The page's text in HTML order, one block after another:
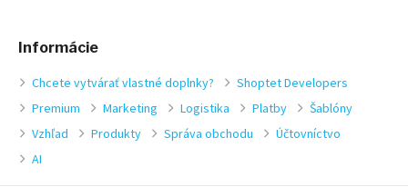
Informácie
Chcete vytvárať vlastné doplnky?
Shoptet Developers
Premium
Marketing Logistika Platby
Šablóny
Vzhľad
Produkty Správa obchodu
Účtovníctvo
AI